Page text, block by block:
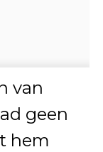
van
geen
hem